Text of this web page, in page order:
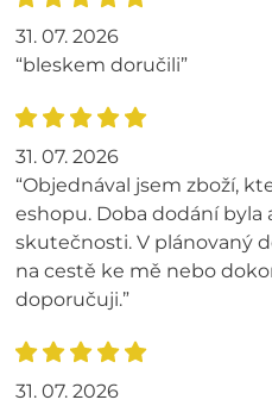
31. 07. 2026
“bleskem doručili”
31. 07. 2026
“Objednával jsem zboží,
eshopu. Doba dodání byla
skutečnosti. V plánovaný
na cestě ke mě nebo
doporučuji.”
31. 07. 2026